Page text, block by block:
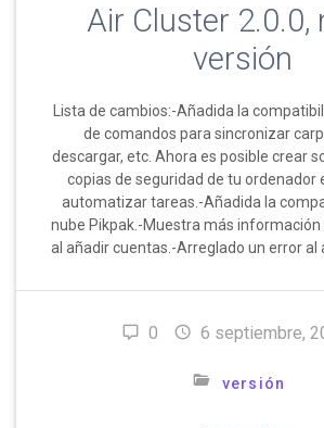
Air Cluster 2.0.0,
versión
Lista de cambios:-Añadida la
de comandos para sincronizar
descargar, etc. Ahora es posible crear
copias de seguridad de tu ordenador
automatizar tareas.-Añadida la
nube Pikpak.-Muestra más información
al añadir cuentas.-Arreglado un error al
0 6 septiembre,
versión